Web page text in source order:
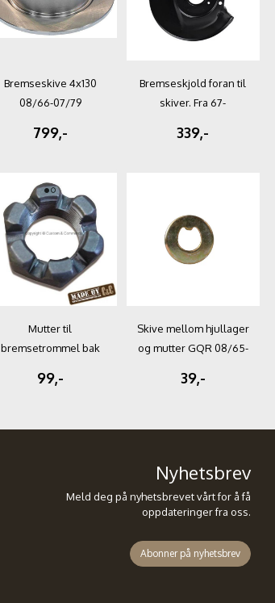
Bremseskive 4x130
08/66-07/79
799,-
Bremseskjold foran til
skiver. Fra 67-
339,-
Mutter til
bremsetrommel bak
99,-
Skive mellom hjullager
og mutter GQR 08/65-
39,-
Nyhetsbrev
Meld deg på nyhetsbrevet vårt for å få
oppdateringer fra oss.
Abonner på nyhetsbrev